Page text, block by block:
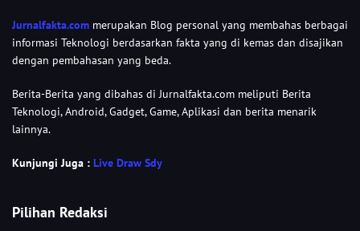
Jurnalfakta.com merupakan Blog personal yang membahas berbagai
informasi Teknologi berdasarkan fakta yang di kemas dan disajikan
dengan pembahasan yang beda.
Berita-Berita yang dibahas di Jurnalfakta.com meliputi Berita
Teknologi, Android, Gadget, Game, Aplikasi dan berita menarik
lainnya.
Kunjungi Juga : Live Draw Sdy
Pilihan Redaksi